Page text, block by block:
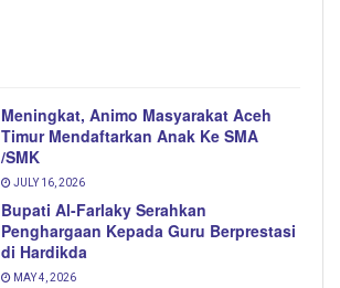
Meningkat, Animo Masyarakat Aceh
Timur Mendaftarkan Anak Ke SMA
/SMK
JULY 16, 2026
Bupati Al-Farlaky Serahkan
Penghargaan Kepada Guru Berprestasi
di Hardikda
MAY 4, 2026